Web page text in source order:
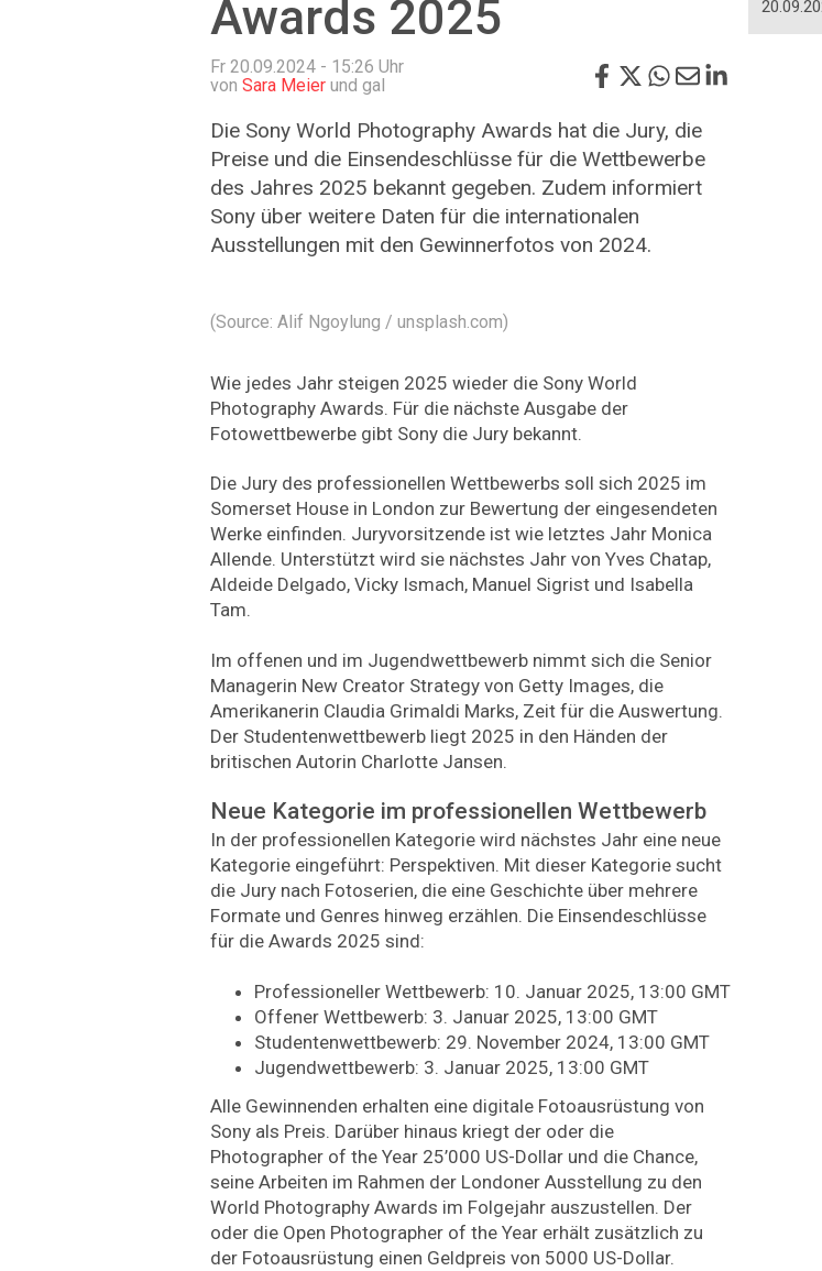
Awards 2025
Fr 20.09.2024 - 15:26 Uhr
von Sara Meier und gal
Die Sony World Photography Awards hat die Jury, die
Preise und die Einsendeschlüsse für die Wettbewerbe
des Jahres 2025 bekannt gegeben. Zudem informiert
Sony über weitere Daten für die internationalen
Ausstellungen mit den Gewinnerfotos von 2024.
(Source: Alif Ngoylung / unsplash.com)
Wie jedes Jahr steigen 2025 wieder die Sony World
Photography Awards. Für die nächste Ausgabe der
Fotowettbewerbe gibt Sony die Jury bekannt.
Die Jury des professionellen Wettbewerbs soll sich 2025 im
Somerset House in London zur Bewertung der eingesendeten
Werke einfinden. Juryvorsitzende ist wie letztes Jahr Monica
Allende. Unterstützt wird sie nächstes Jahr von Yves Chatap,
Aldeide Delgado, Vicky Ismach, Manuel Sigrist und Isabella
Tam.
Im offenen und im Jugendwettbewerb nimmt sich die Senior
Managerin New Creator Strategy von Getty Images, die
Amerikanerin Claudia Grimaldi Marks, Zeit für die Auswertung.
Der Studentenwettbewerb liegt 2025 in den Händen der
britischen Autorin Charlotte Jansen.
Neue Kategorie im professionellen Wettbewerb
In der professionellen Kategorie wird nächstes Jahr eine neue
Kategorie eingeführt: Perspektiven. Mit dieser Kategorie sucht
die Jury nach Fotoserien, die eine Geschichte über mehrere
Formate und Genres hinweg erzählen. Die Einsendeschlüsse
für die Awards 2025 sind:
Professioneller Wettbewerb: 10. Januar 2025, 13:00 GMT
Offener Wettbewerb: 3. Januar 2025, 13:00 GMT
Studentenwettbewerb: 29. November 2024, 13:00 GMT
Jugendwettbewerb: 3. Januar 2025, 13:00 GMT
Alle Gewinnenden erhalten eine digitale Fotoausrüstung von
Sony als Preis. Darüber hinaus kriegt der oder die
Photographer of the Year 25’000 US-Dollar und die Chance,
seine Arbeiten im Rahmen der Londoner Ausstellung zu den
World Photography Awards im Folgejahr auszustellen. Der
oder die Open Photographer of the Year erhält zusätzlich zu
der Fotoausrüstung einen Geldpreis von 5000 US-Dollar.